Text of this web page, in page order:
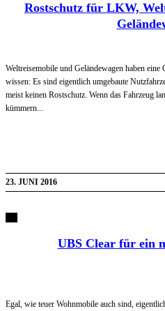
Rostschutz für LKW,
Weltreisemobile und Geländewagen haben
wissen: Es sind eigentlich umgebaute
meist keinen Rostschutz. Wenn das Fahrzeug
kümmern...
23. JUNI 2016
UBS Clear für ein
Egal, wie teuer Wohnmobile auch sind,